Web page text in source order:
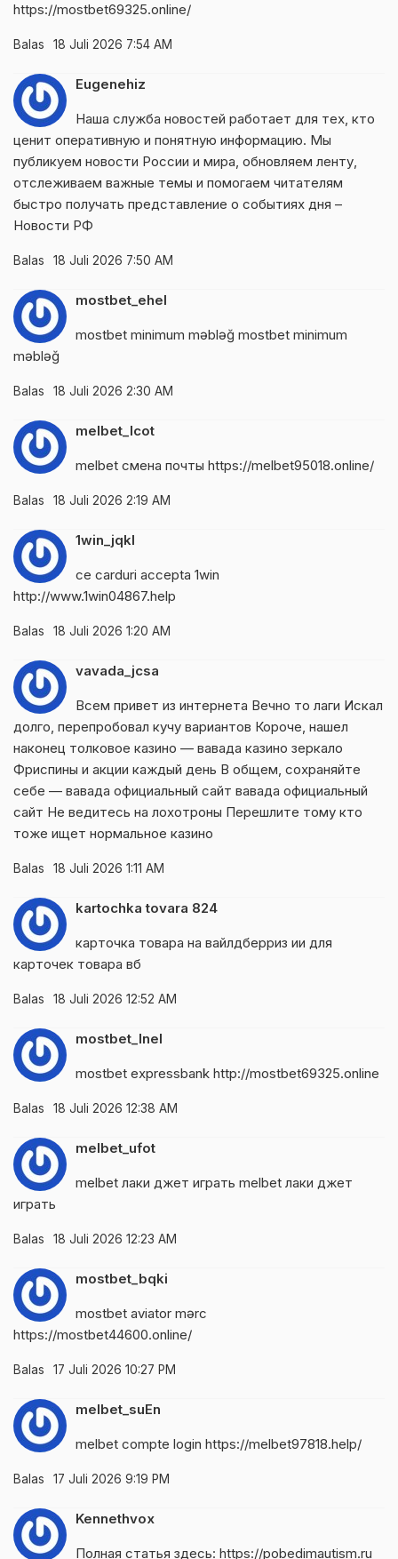
https://mostbet69325.online/
Balas 18 Juli 2026 7:54 AM
Eugenehiz
Наша служба новостей работает для тех, кто
ценит оперативную и понятную информацию. Мы
публикуем новости России и мира, обновляем ленту,
отслеживаем важные темы и помогаем читателям
быстро получать представление о событиях дня –
Новости РФ
Balas 18 Juli 2026 7:50 AM
mostbet_ehel
mostbet minimum məbləğ mostbet minimum
məbləğ
Balas 18 Juli 2026 2:30 AM
melbet_lcot
melbet смена почты https://melbet95018.online/
Balas 18 Juli 2026 2:19 AM
1win_jqkl
ce carduri accepta 1win
http://www.1win04867.help
Balas 18 Juli 2026 1:20 AM
vavada_jcsa
Всем привет из интернета Вечно то лаги Искал
долго, перепробовал кучу вариантов Короче, нашел
наконец толковое казино — вавада казино зеркало
Фриспины и акции каждый день В общем, сохраняйте
себе — вавада официальный сайт вавада официальный
сайт Не ведитесь на лохотроны Перешлите тому кто
тоже ищет нормальное казино
Balas 18 Juli 2026 1:11 AM
kartochka tovara 824
карточка товара на вайлдберриз ии для
карточек товара вб
Balas 18 Juli 2026 12:52 AM
mostbet_lnel
mostbet expressbank http://mostbet69325.online
Balas 18 Juli 2026 12:38 AM
melbet_ufot
melbet лаки джет играть melbet лаки джет
играть
Balas 18 Juli 2026 12:23 AM
mostbet_bqki
mostbet aviator mərc
https://mostbet44600.online/
Balas 17 Juli 2026 10:27 PM
melbet_suEn
melbet compte login https://melbet97818.help/
Balas 17 Juli 2026 9:19 PM
Kennethvox
Полная статья здесь: https://pobedimautism.ru